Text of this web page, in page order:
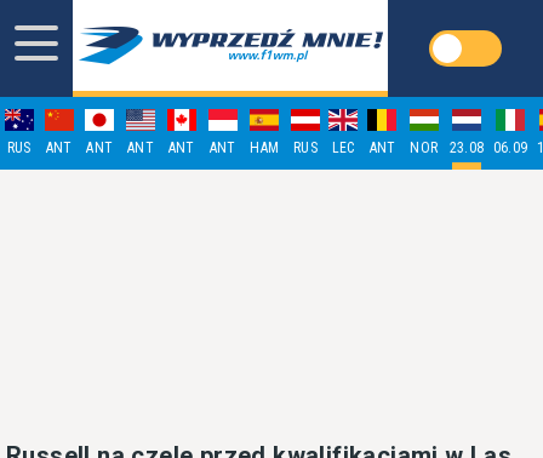
RUS ANT ANT ANT ANT ANT HAM RUS LEC ANT NOR 23.08 06.09